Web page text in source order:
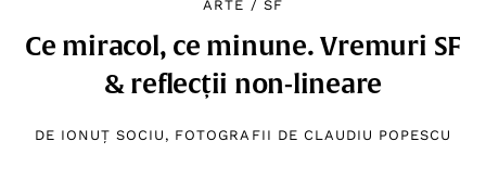
ARTE / SF
Ce miracol, ce minune. Vremuri SF
& reflecții non-lineare
DE IONUȚ SOCIU , FOTOGRAFII DE CLAUDIU POPESCU